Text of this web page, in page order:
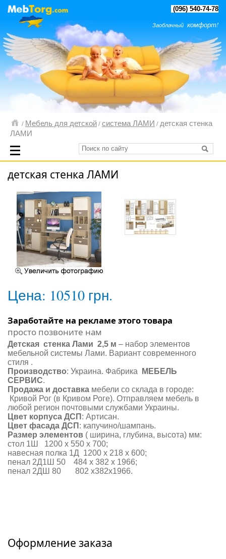
(096) 540-74-78
Заоблачный комфорт!
/ Мебель для детской/система ЛАМИ / детская стенка
ЛАМИ
детская стенка ЛАМИ
Цена: 10510 грн.
Заработайте на рекламе этого товара
просто позвоните нам
Детская стенка Лами 2,5 м – набор элементов
мебельной системы Лами. Вариант современного
стиля .
Производство: Украина. Фабрика
МЕБЕЛЬ
СЕРВИС.
Продажа и доставка мебели со склада в городе:
Кривой Рог (в Кривом Роге). Отправляем мебель в
любой регион почтовыми службами Украины.
Цвет корпуса ДСП : Артисан.
Цвет фасада ДСП : капучино/шампань.
Размер элементов ( ширина, глубина, высота) мм:
стол 1Ш 1200 х 550 х 700;
навесная полка 1Д 1200 х 218 х 600;
пенал 2Д1Ш 50 484 х 382 х 1966;
пенал 2ДШ 80 802 х382х1966.
Оформление заказа